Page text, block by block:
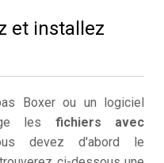
et installez
Boxer ou un logiciel
les fichiers avec
devez d'abord le